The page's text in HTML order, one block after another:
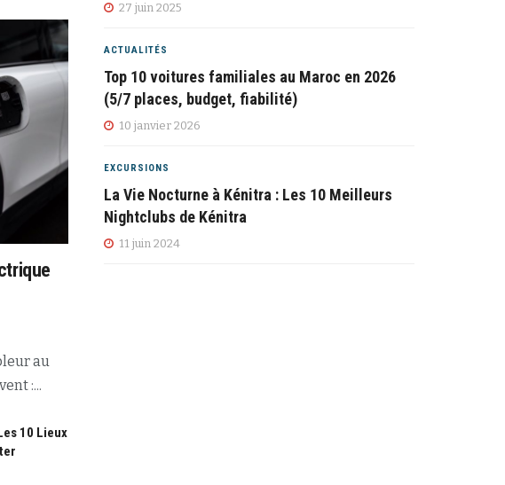
au
:...
10 Lieux
27 juin 2025
ACTUALITÉS
Top 10 voitures familiales au Maroc en 2026
(5/7 places, budget, fiabilité)
10 janvier 2026
EXCURSIONS
La Vie Nocturne à Kénitra : Les 10 Meilleurs
Nightclubs de Kénitra
11 juin 2024